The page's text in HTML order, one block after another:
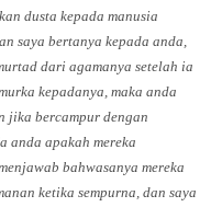
dusta kepada manusia
saya bertanya kepada anda,
dari agamanya setelah ia
kepadanya, maka anda
jika bercampur dengan
anda apakah mereka
bahwasanya mereka
ketika sempurna, dan saya